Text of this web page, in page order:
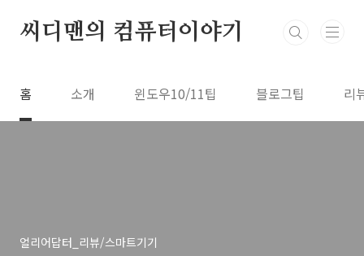
씨디맨의 컴퓨터이야기
홈 소개 윈도우10/11팁 블로그팁 리
얼리어답터_리뷰/스마트기기